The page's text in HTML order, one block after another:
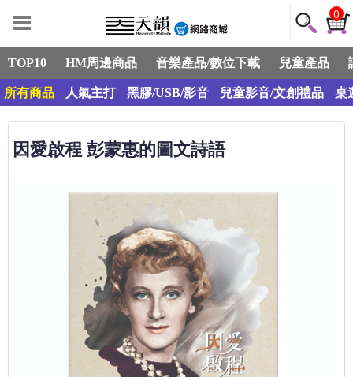
0
TOP10 HM周邊商品 音樂產品/數位下載 兒童產品
所有商品 人氣主打 黑膠/USB/影音 兒童影音/文創禮品 桌
因愛啟程 彭蒙惠的圖文詩語